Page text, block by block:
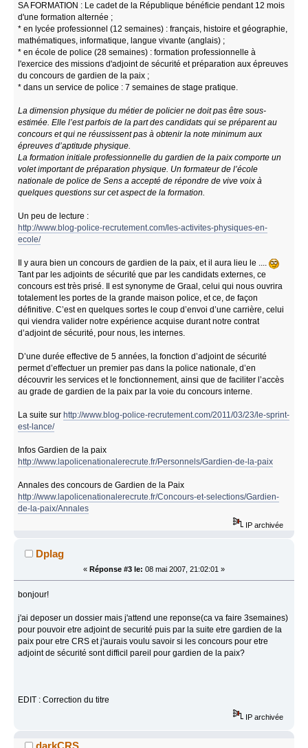
SA FORMATION : Le cadet de la République bénéficie pendant 12 mois
d'une formation alternée ;
* en lycée professionnel (12 semaines) : français, histoire et géographie,
mathématiques, informatique, langue vivante (anglais) ;
* en école de police (28 semaines) : formation professionnelle à
l'exercice des missions d'adjoint de sécurité et préparation aux épreuves
du concours de gardien de la paix ;
* dans un service de police : 7 semaines de stage pratique.
La dimension physique du métier de policier ne doit pas être sous-
estimée. Elle l’est parfois de la part des candidats qui se préparent au
concours et qui ne réussissent pas à obtenir la note minimum aux
épreuves d’aptitude physique.
La formation initiale professionnelle du gardien de la paix comporte un
volet important de préparation physique. Un formateur de l’école
nationale de police de Sens a accepté de répondre de vive voix à
quelques questions sur cet aspect de la formation.
Un peu de lecture :
http://www.blog-police-recrutement.com/les-activites-physiques-en-
ecole/
Il y aura bien un concours de gardien de la paix, et il aura lieu le ....
Tant par les adjoints de sécurité que par les candidats externes, ce
concours est très prisé. Il est synonyme de Graal, celui qui nous ouvrira
totalement les portes de la grande maison police, et ce, de façon
définitive. C’est en quelques sortes le coup d’envoi d’une carrière, celui
qui viendra valider notre expérience acquise durant notre contrat
d’adjoint de sécurité, pour nous, les internes.
D’une durée effective de 5 années, la fonction d’adjoint de sécurité
permet d’effectuer un premier pas dans la police nationale, d’en
découvrir les services et le fonctionnement, ainsi que de faciliter l’accès
au grade de gardien de la paix par la voie du concours interne.
La suite sur http://www.blog-police-recrutement.com/2011/03/23/le-sprint-
est-lance/
Infos Gardien de la paix
http://www.lapolicenationalerecrute.fr/Personnels/Gardien-de-la-paix
Annales des concours de Gardien de la Paix
http://www.lapolicenationalerecrute.fr/Concours-et-selections/Gardien-
de-la-paix/Annales
IP archivée
Dplag
« Réponse #3 le: 08 mai 2007, 21:02:01 »
bonjour!
j'ai deposer un dossier mais j'attend une reponse(ca va faire 3semaines)
pour pouvoir etre adjoint de securité puis par la suite etre gardien de la
paix pour etre CRS et j'aurais voulu savoir si les concours pour etre
adjoint de sécurité sont difficil pareil pour gardien de la paix?
EDIT : Correction du titre
IP archivée
darkCRS